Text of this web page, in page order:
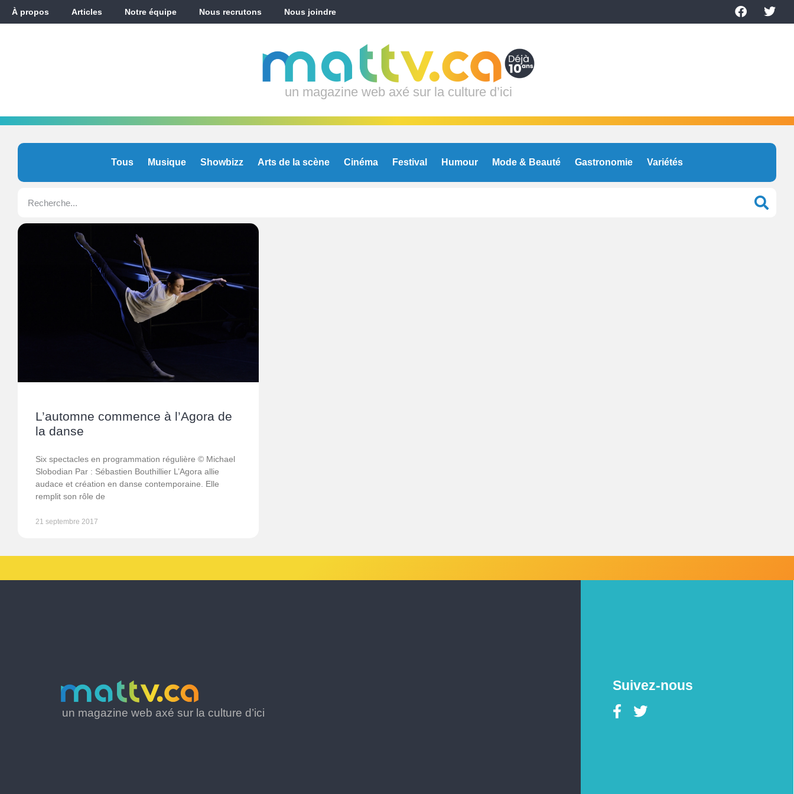
À propos Articles Notre équipe Nous recrutons Nous joindre
un magazine web axé sur la culture d’ici
Tous Musique Showbizz Arts de la scène Cinéma Festival Humour Mode & Beauté Gastronomie Variétés
L’automne commence à l’Agora de
la danse
Six spectacles en programmation régulière © Michael
Slobodian Par : Sébastien Bouthillier L’Agora allie
audace et création en danse contemporaine. Elle
remplit son rôle de
21 septembre 2017
un magazine web axé sur la culture d’ici
Suivez-nous